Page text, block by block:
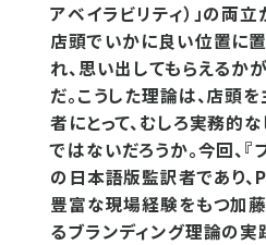
アベイラビリティ）」の両
店頭でいかに良い位置に
れ、思い出してもらえるか
だ。こうした理論は、店頭
者にとって、むしろ実務的
ではないだろうか。今回、『
の日本語版監訳者であり、
豊富な現場経験をもつ加藤
るブランディング理論の実